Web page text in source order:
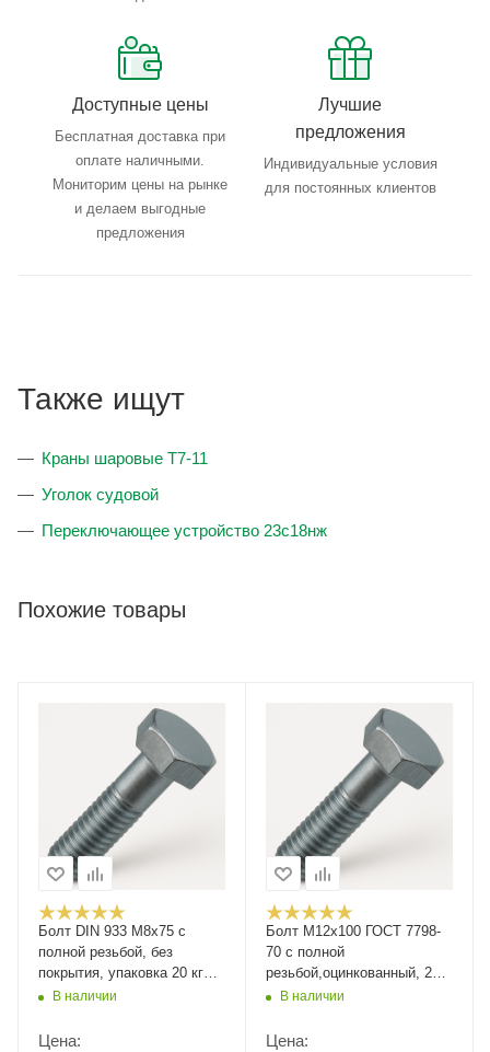
Доступные цены
Бесплатная доставка при
оплате наличными.
Мониторим цены на рынке
и делаем выгодные
предложения
Лучшие
предложения
Индивидуальные условия
для постоянных клиентов
Также ищут
Краны шаровые T7-11
Уголок судовой
Переключающее устройство 23с18нж
Похожие товары
Болт DIN 933 М8х75 с
полной резьбой, без
покрытия, упаковка 20 кг
ММКВ наличии
Цена:
Болт М12x100 ГОСТ 7798-
70 с полной
резьбой,оцинкованный, 25кг
РМЗВ наличии
Цена: